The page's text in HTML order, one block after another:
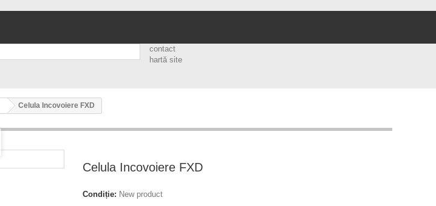
contact
hartă site
Celula Incovoiere FXD
Celula Incovoiere FXD
Condiție: New product